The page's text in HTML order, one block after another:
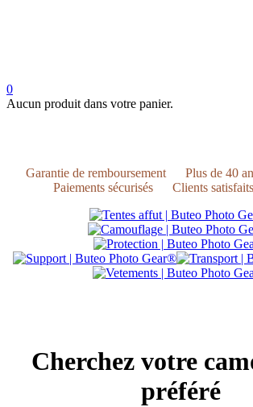
0
Aucun produit dans votre panier.
Garantie de remboursement
Plus de 40
Paiements sécurisés
Clients
Cherchez votre
préféré